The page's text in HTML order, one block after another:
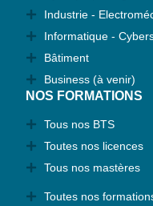
Industrie -
Informatique -
Bâtiment
Business (à venir)
NOS FORMATIONS
Tous nos BTS
Toutes nos licences
Tous nos mastères
Toutes nos